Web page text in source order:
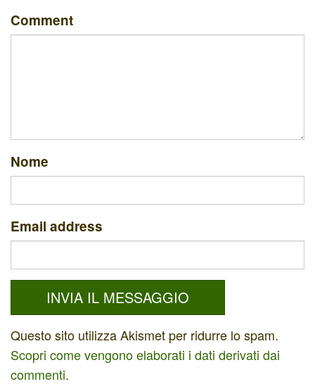
Comment
Nome
Email address
Questo sito utilizza Akismet per ridurre lo spam.
Scopri come vengono elaborati i dati derivati dai
commenti.